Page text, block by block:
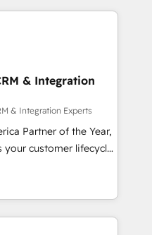
coaching. Buying
a stale portal?
務（マーケティング・営
業部・グループ会社・部
盤に再構築します。意
走します。 1️⃣
ータの一元化から、
全Hub統合運用、デー
統合に対応します。
への移行を設計・実装。
連携させ、役割定義・
& Integration
& Integration Experts
Partner of the Year,
your customer lifecycle
ecosystem
Globalia (AI &
Media (Paid Media),
all three brands. 🔄